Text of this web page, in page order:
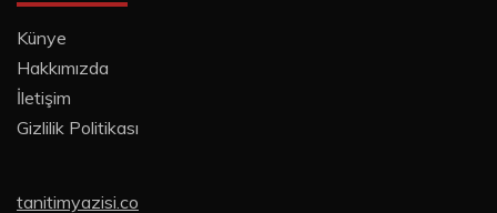
Künye
Hakkımızda
İletişim
Gizlilik Politikası
tanitimyazisi.co